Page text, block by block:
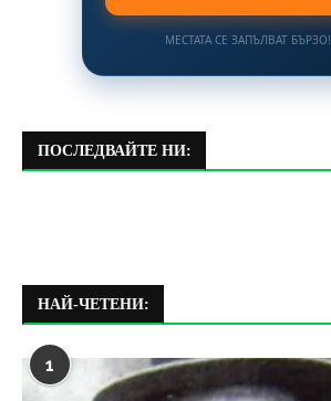
МЕСТАТА СЕ ЗАПЪЛВАТ БЪРЗО!
ПОСЛЕДВАЙТЕ НИ:
НАЙ-ЧЕТЕНИ:
1